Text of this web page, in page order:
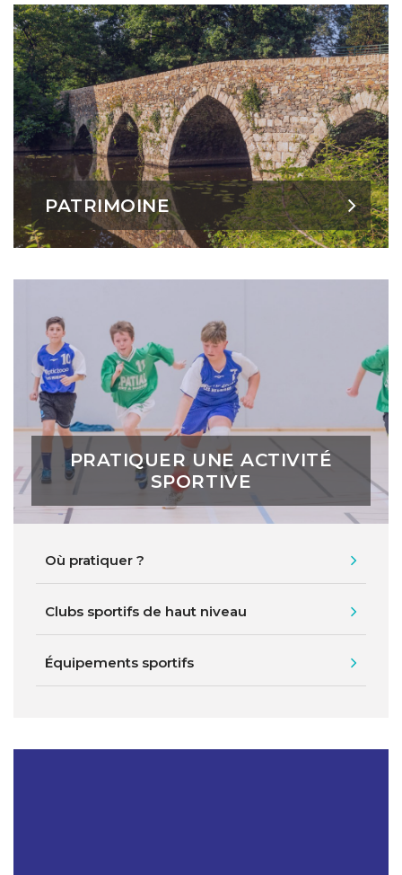
PATRIMOINE
PRATIQUER UNE ACTIVITÉ
SPORTIVE
Où pratiquer ?
Clubs sportifs de haut niveau
Équipements sportifs